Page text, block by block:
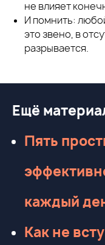
не влияет
И помнить:
это звено, в
разрывается.
Ещё
Пять
каждый
Как не